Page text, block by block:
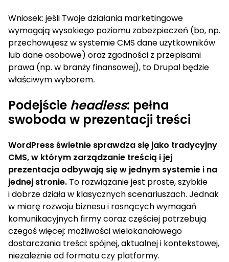
Wniosek: jeśli Twoje działania marketingowe
wymagają wysokiego poziomu zabezpieczeń (bo, np.
przechowujesz w systemie CMS dane użytkowników
lub dane osobowe) oraz zgodności z przepisami
prawa (np. w branży finansowej), to Drupal będzie
właściwym wyborem.
Podejście headless: pełna
swoboda w prezentacji treści
WordPress świetnie sprawdza się jako tradycyjny
CMS, w którym zarządzanie treścią i jej
prezentacja odbywają się w jednym systemie i na
jednej stronie. To rozwiązanie jest proste, szybkie
i dobrze działa w klasycznych scenariuszach. Jednak
w miarę rozwoju biznesu i rosnących wymagań
komunikacyjnych firmy coraz częściej potrzebują
czegoś więcej: możliwości wielokanałowego
dostarczania treści: spójnej, aktualnej i kontekstowej,
niezależnie od formatu czy platformy.